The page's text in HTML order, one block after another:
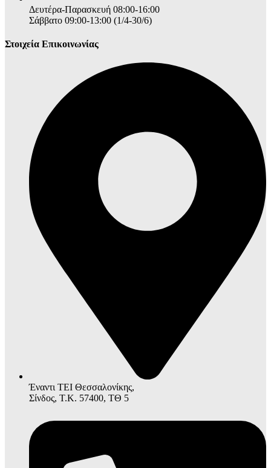
Δευτέρα-Παρασκευή 08:00-16:00
Σάββατο 09:00-13:00 (1/4-30/6)
Στοιχεία Επικοινωνίας
Έναντι ΤΕΙ Θεσσαλονίκης,
Σίνδος, Τ.Κ. 57400, ΤΘ 5